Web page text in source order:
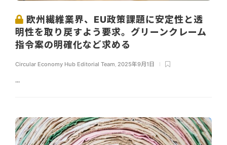
欧州繊維業界、EU政策課題に安定性と透
明性を取り戻すよう要求。グリーンクレーム
指令案の明確化など求める
Circular Economy Hub Editorial Team 2025年9月1日
...